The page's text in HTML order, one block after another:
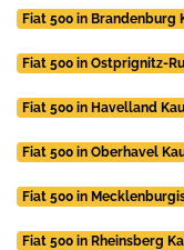
Fiat 500 in Brandenburg
Fiat 500 in Ostprignitz-
Fiat 500 in Havelland
Fiat 500 in Oberhavel
Fiat 500 in
Fiat 500 in Rheinsberg